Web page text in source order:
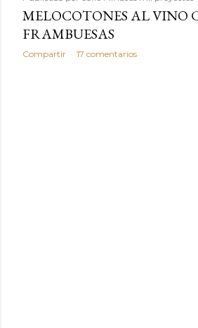
MELOCOTONES AL VINO
FRAMBUESAS
Compartir 17 comentarios